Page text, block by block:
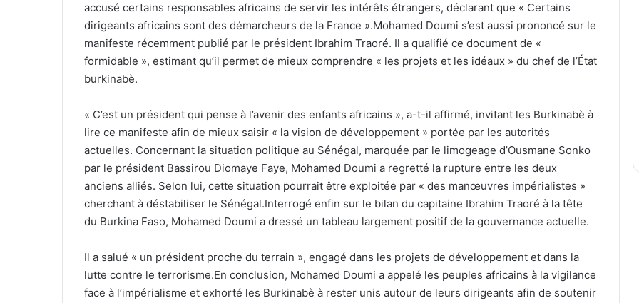
accusé certains responsables africains de servir les intérêts étrangers, déclarant que « Certains
dirigeants africains sont des démarcheurs de la France ».Mohamed Doumi s’est aussi prononcé sur le
manifeste récemment publié par le président Ibrahim Traoré. Il a qualifié ce document de «
formidable », estimant qu’il permet de mieux comprendre « les projets et les idéaux » du chef de l’État
burkinabè.
« C’est un président qui pense à l’avenir des enfants africains », a-t-il affirmé, invitant les Burkinabè à
lire ce manifeste afin de mieux saisir « la vision de développement » portée par les autorités
actuelles. Concernant la situation politique au Sénégal, marquée par le limogeage d’Ousmane Sonko
par le président Bassirou Diomaye Faye, Mohamed Doumi a regretté la rupture entre les deux
anciens alliés. Selon lui, cette situation pourrait être exploitée par « des manœuvres impérialistes »
cherchant à déstabiliser le Sénégal.Interrogé enfin sur le bilan du capitaine Ibrahim Traoré à la tête
du Burkina Faso, Mohamed Doumi a dressé un tableau largement positif de la gouvernance actuelle.
Il a salué « un président proche du terrain », engagé dans les projets de développement et dans la
lutte contre le terrorisme.En conclusion, Mohamed Doumi a appelé les peuples africains à la vigilance
face à l’impérialisme et exhorté les Burkinabè à rester unis autour de leurs dirigeants afin de soutenir